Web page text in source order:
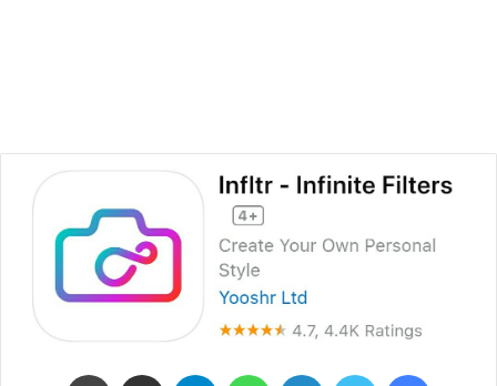
فيسبوك تويتر لينكدإن واتساب تيلقرام مشاركة عبر البريد